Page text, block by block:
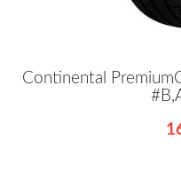
Continental